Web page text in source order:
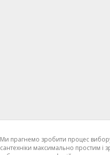
Ми прагнемо зробити процес
сантехніки максимально простим і